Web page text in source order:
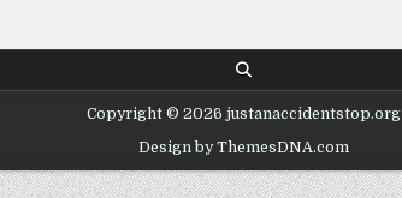
Copyright © 2026 justanaccidentstop.org
Design by ThemesDNA.com